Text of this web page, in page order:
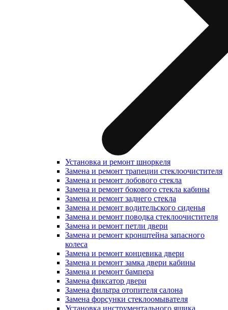
Установка и ремонт шноркеля
Замена и ремонт трапеции стеклоочистителя
Замена и ремонт лобового стекла
Замена и ремонт бокового стекла кабины
Замена и ремонт заднего стекла
Замена и ремонт водительского сиденья
Замена и ремонт поводка стеклоочистителя
Замена и ремонт петли двери
Замена и ремонт кронштейна запасного
колеса
Замена и ремонт концевика двери
Замена и ремонт замка двери кабины
Замена и ремонт бампера
Замена фиксатор двери
Замена фильтра отопителя салона
Замена форсунки стеклоомывателя
Установка инструментального ящика